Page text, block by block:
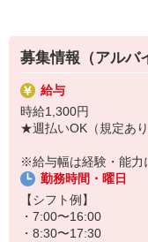
・医療器具の洗浄や消毒
・シーツ交換やベッドメ
・伝票や診療材料等の補
・診療補助
・メッセンジャー業務
など
★無資格・未経験OK！
★病院、クリニック内
すよ！
募集情報（アルバ
給与
時給1,300円
★週払いOK（規定あり
※給与幅は経験・能力
勤務時間・曜日
【シフト例】
・7:00〜16:00
・8:30〜17:30